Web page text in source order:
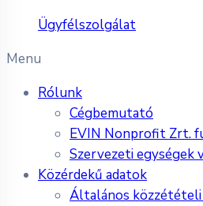
Ügyfélszolgálat
Menu
Rólunk
Cégbemutató
EVIN Nonprofit Zrt.
Szervezeti egységek
Közérdekű adatok
Általános